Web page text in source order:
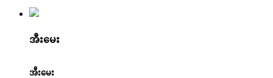
အီးမေး
အီးမေး